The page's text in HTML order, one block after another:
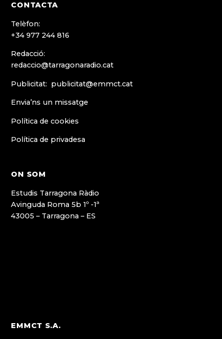
CONTACTA
Telèfon:
+34 977 244 816
Redacció:
redaccio@tarragonaradio.cat
Publicitat: publicitat@emmct.cat
Envia’ns un missatge
Política de cookies
Política de privadesa
ON SOM
Estudis Tarragona Ràdio
Avinguda Roma 5b 1º -1ª
43005 – Tarragona – ES
EMMCT S.A.